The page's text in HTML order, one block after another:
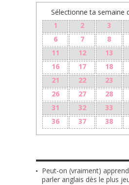
Sélectionne ta semaine
1
2 3
6
7 8
11
12 13
16
17 18
21
22 23
26
27 28
31
32 33
36
37 38
Peut-on (vraiment)
parler anglais dès le plus